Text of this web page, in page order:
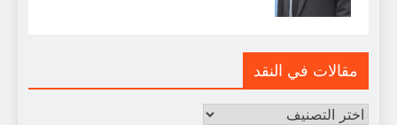
مقالات في النقد
مقالات